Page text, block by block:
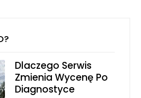
Dlaczego Serwis
Zmienia Wycenę Po
Diagnostyce